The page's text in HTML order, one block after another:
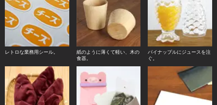
レトロな業務用シール。
紙のように薄くて軽い、木の
食器。
パイナップルにジュースを注
ぐ。